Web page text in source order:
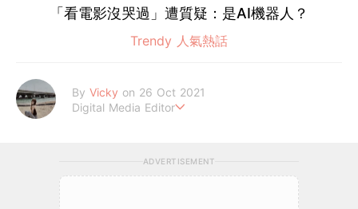
「看電影沒哭過」遭質疑：是AI機器人？
Trendy 人氣熱話
By Vicky on 26 Oct 2021
Digital Media Editor
ADVERTISEMENT